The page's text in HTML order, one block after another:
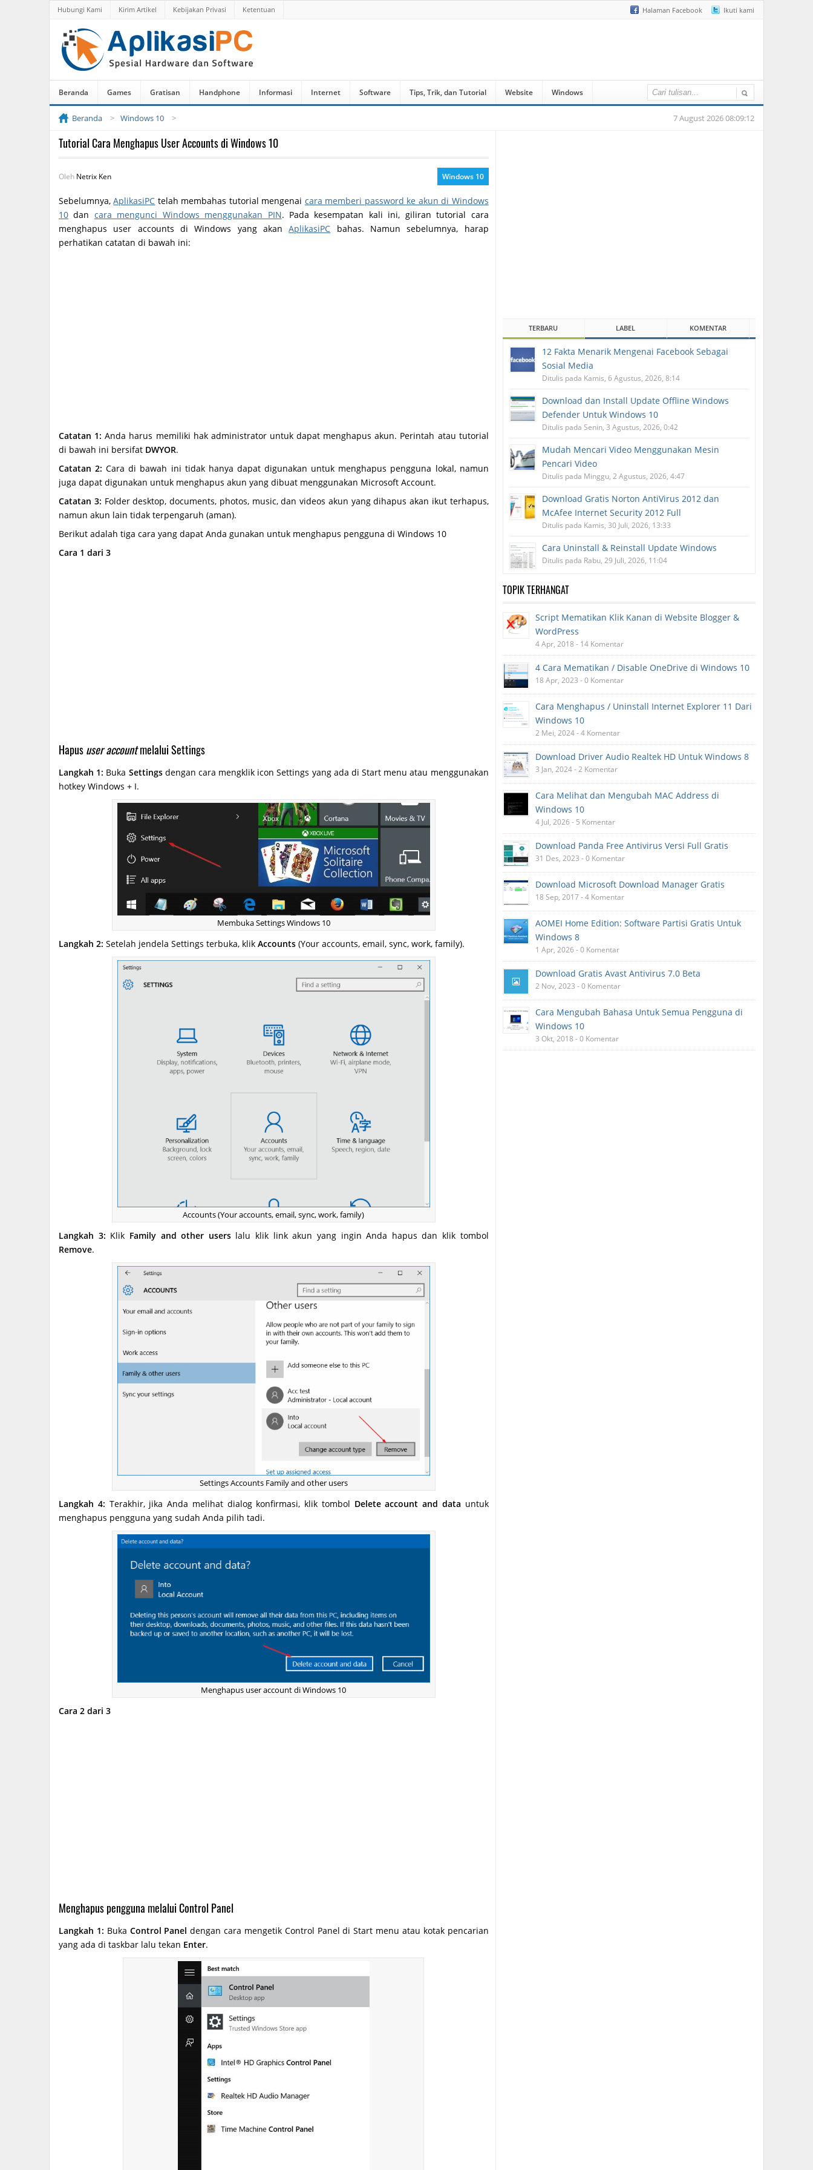
Halaman Facebook Ikuti kami
Hubungi Kami Kirim Artikel Kebijakan Privasi Ketentuan
Beranda Games Gratisan Handphone Informasi Internet Software Tips, Trik, dan Tutorial Website Windows
Beranda Windows 10 7 August 2026 08:09:12
Tutorial Cara Menghapus User Accounts di Windows 10
Oleh Netrix Ken Windows 10
Sebelumnya,AplikasiPC telah membahas tutorial mengenai cara memberi password ke akun di Windows
10 dan cara mengunci Windows menggunakan PIN. Pada kesempatan kali ini, giliran tutorial cara
menghapus user accounts di Windows yang akanAplikasiPC bahas. Namun sebelumnya, harap
perhatikan catatan di bawah ini:
Catatan 1: Anda harus memiliki hak administrator untuk dapat menghapus akun. Perintah atau tutorial
di bawah ini bersifat DWYOR.
Catatan 2: Cara di bawah ini tidak hanya dapat digunakan untuk menghapus pengguna lokal, namun
juga dapat digunakan untuk menghapus akun yang dibuat menggunakan Microsoft Account.
Catatan 3: Folder desktop, documents, photos, music, dan videos akun yang dihapus akan ikut terhapus,
namun akun lain tidak terpengaruh (aman).
Berikut adalah tiga cara yang dapat Anda gunakan untuk menghapus pengguna di Windows 10
Cara 1 dari 3
Hapususer accountmelalui Settings
Langkah 1: Buka Settingsdengan cara mengklik icon Settings yang ada di Start menu atau menggunakan
hotkey Windows + I.
Membuka Settings Windows 10
Langkah 2: Setelah jendela Settings terbuka, klik Accounts (Your accounts, email, sync, work, family).
Accounts (Your accounts, email, sync, work, family)
Langkah 3: Klik Family and other userslalu klik link akun yang ingin Anda hapus dan klik tombol
Remove.
Settings Accounts Family and other users
Langkah 4: Terakhir, jika Anda melihat dialog konfirmasi, klik tombol Delete account and data untuk
menghapus pengguna yang sudah Anda pilih tadi.
Menghapus user account di Windows 10
Cara 2 dari 3
Menghapus pengguna melalui Control Panel
Langkah 1: Buka Control Panel dengan cara mengetik Control Panel di Start menu atau kotak pencarian
yang ada di taskbar lalu tekan Enter.
TERBARU LABEL KOMENTAR
12 Fakta Menarik Mengenai Facebook Sebagai
Sosial Media
Ditulis pada Kamis, 6 Agustus, 2026, 8:14
Download dan Install Update Offline Windows
Defender Untuk Windows 10
Ditulis pada Senin, 3 Agustus, 2026, 0:42
Mudah Mencari Video Menggunakan Mesin
Pencari Video
Ditulis pada Minggu, 2 Agustus, 2026, 4:47
Download Gratis Norton AntiVirus 2012 dan
McAfee Internet Security 2012 Full
Ditulis pada Kamis, 30 Juli, 2026, 13:33
Cara Uninstall & Reinstall Update Windows
Ditulis pada Rabu, 29 Juli, 2026, 11:04
TOPIK TERHANGAT
Script Mematikan Klik Kanan di Website Blogger &
WordPress
4 Apr, 2018 - 14 Komentar
4 Cara Mematikan / Disable OneDrive di Windows 10
18 Apr, 2023 - 0 Komentar
Cara Menghapus / Uninstall Internet Explorer 11 Dari
Windows 10
2 Mei, 2024 - 4 Komentar
Download Driver Audio Realtek HD Untuk Windows 8
3 Jan, 2024 - 2 Komentar
Cara Melihat dan Mengubah MAC Address di
Windows 10
4 Jul, 2026 - 5 Komentar
Download Panda Free Antivirus Versi Full Gratis
31 Des, 2023 - 0 Komentar
Download Microsoft Download Manager Gratis
18 Sep, 2017 - 4 Komentar
AOMEI Home Edition: Software Partisi Gratis Untuk
Windows 8
1 Apr, 2026 - 0 Komentar
Download Gratis Avast Antivirus 7.0 Beta
2 Nov, 2023 - 0 Komentar
Cara Mengubah Bahasa Untuk Semua Pengguna di
Windows 10
3 Okt, 2018 - 0 Komentar